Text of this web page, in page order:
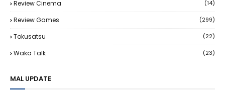
Review Cinema (14)
Review Games (299)
Tokusatsu (22)
Waka Talk (23)
MAL UPDATE